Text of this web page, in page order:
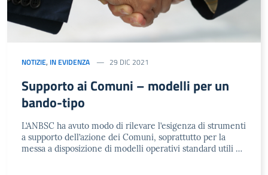
NOTIZIE, IN EVIDENZA 29 DIC 2021
Supporto ai Comuni – modelli per un
bando-tipo
L’ANBSC ha avuto modo di rilevare l’esigenza di strumenti
a supporto dell’azione dei Comuni, soprattutto per la
messa a disposizione di modelli operativi standard utili …